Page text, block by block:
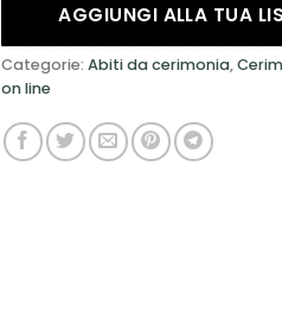
AGGIUNGI ALLA TUA
Categorie: Abiti da cerimonia,
on line